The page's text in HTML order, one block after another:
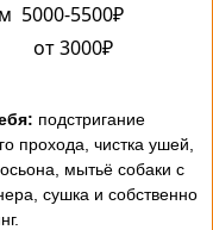
5000-5500₽
от 3000₽
подстригание
прохода, чистка ушей,
мытьё собаки с
сушка и собственно